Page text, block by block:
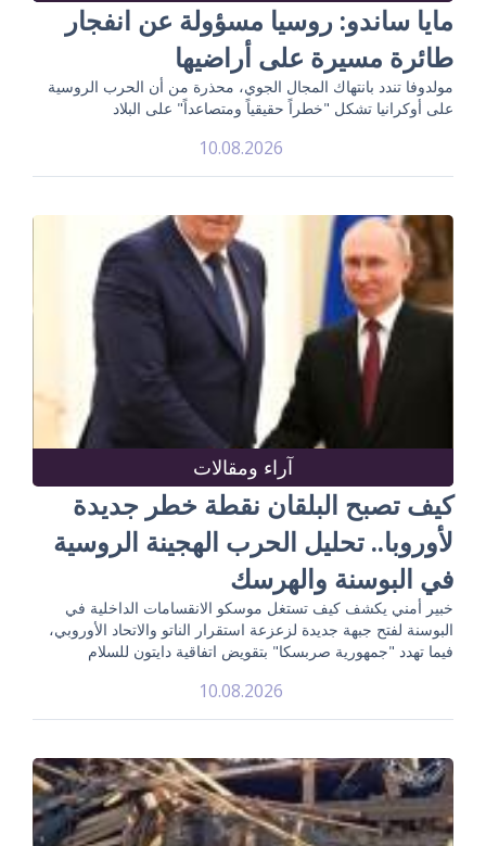
مايا ساندو: روسيا مسؤولة عن انفجار
طائرة مسيرة على أراضيها
مولدوفا تندد بانتهاك المجال الجوي، محذرة من أن الحرب الروسية
على أوكرانيا تشكل "خطراً حقيقياً ومتصاعداً" على البلاد
10.08.2026
آراء ومقالات
كيف تصبح البلقان نقطة خطر جديدة
لأوروبا.. تحليل الحرب الهجينة الروسية
في البوسنة والهرسك
خبير أمني يكشف كيف تستغل موسكو الانقسامات الداخلية في
البوسنة لفتح جبهة جديدة لزعزعة استقرار الناتو والاتحاد الأوروبي،
فيما تهدد "جمهورية صربسكا" بتقويض اتفاقية دايتون للسلام
10.08.2026